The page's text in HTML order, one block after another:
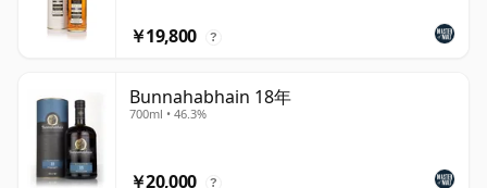
￥19,800 ?
Bunnahabhain 18年
700ml • 46.3%
￥20,000 ?